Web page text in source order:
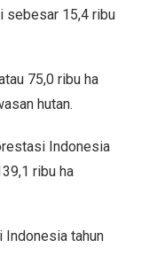
sebesar 15,4 ribu
75,0 ribu ha
hutan.
Indonesia
ribu ha
Indonesia tahun